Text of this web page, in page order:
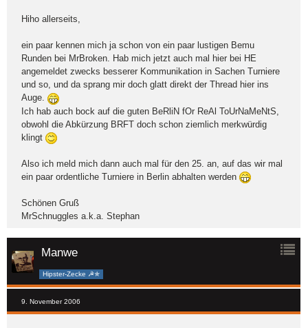
Hiho allerseits,
ein paar kennen mich ja schon von ein paar lustigen Bemu
Runden bei MrBroken. Hab mich jetzt auch mal hier bei HE
angemeldet zwecks besserer Kommunikation in Sachen Turniere
und so, und da sprang mir doch glatt direkt der Thread hier ins
Auge.
Ich hab auch bock auf die guten BeRliN fOr ReAl ToUrNaMeNtS,
obwohl die Abkürzung BRFT doch schon ziemlich merkwürdig
klingt
Also ich meld mich dann auch mal für den 25. an, auf das wir mal
ein paar ordentliche Turniere in Berlin abhalten werden
Schönen Gruß
MrSchnuggles a.k.a. Stephan
Manwe
Hipster-Zecke ☭✯
9. November 2006